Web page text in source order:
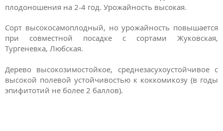
плодоношения на 2-4 год. Урожайность высокая.
Сорт высокосамоплодный, но урожайность повышается
при совместной посадке с сортами Жуковская,
Тургеневка, Любская.
Дерево высокозимостойкое, среднезасухоустойчивое с
высокой полевой устойчивостью к коккомикозу (в годы
эпифитотий не более 2 баллов).